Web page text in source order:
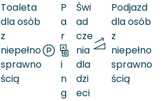
Toaleta
dla osób
z
niepełno
sprawno
ścią
P
a
r
k
i
n
g
Świ
ad
cze
nia
dla
dzi
eci
Podjazd
dla osób
z
niepełno
sprawno
ścią